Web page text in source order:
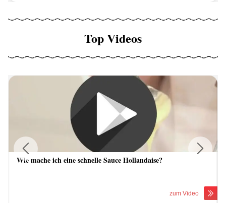
Top Videos
Wie mache ich eine schnelle Sauce Hollandaise?
zum Video
Previous